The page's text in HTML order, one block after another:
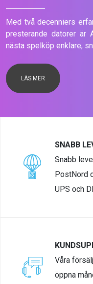
Med två decenniers
presterande datorer är
nästa spelköp enklare,
LÄS MER
SNABB
Snabb
PostNord
UPS och
Våra
öppna